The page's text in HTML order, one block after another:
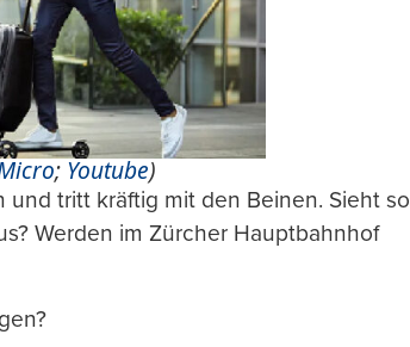
; Youtube)
und tritt kräftig mit den Beinen. Sieht so
Werden im Zürcher Hauptbahnhof